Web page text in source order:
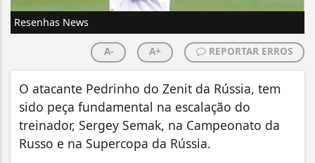
Resenhas News
A- A+ REPORTAR ERROS
O atacante Pedrinho do Zenit da Rússia, tem
sido peça fundamental na escalação do
treinador, Sergey Semak, na Campeonato da
Russo e na Supercopa da Rússia.